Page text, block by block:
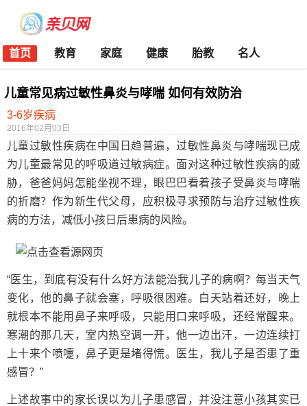
首页 教育 家庭 健康 胎教 名人
儿童常见病过敏性鼻炎与哮喘 如何有效防治
3-6岁疾病
2016年02月03日
儿童过敏性疾病在中国日趋普遍，过敏性鼻炎与哮喘现已成
为儿童最常见的呼吸道过敏病症。面对这种过敏性疾病的威
胁，爸爸妈妈怎能坐视不理，眼巴巴看着孩子受鼻炎与哮喘
的折磨？作为新生代父母，应积极寻求预防与治疗过敏性疾
病的方法，减低小孩日后患病的风险。
“医生，到底有没有什么好方法能治我儿子的病啊？每当天气
变化，他的鼻子就会塞，呼吸很困难。白天站着还好，晚上
就根本不能用鼻子来呼吸，只能用口来呼吸，还经常醒来。
寒潮的那几天，室内热空调一开，他一边出汗，一边连续打
上十来个喷嚏，鼻子更是堵得慌。医生，我儿子是否患了重
感冒？”
上述故事中的家长误以为儿子患感冒，并没注意小孩其实已